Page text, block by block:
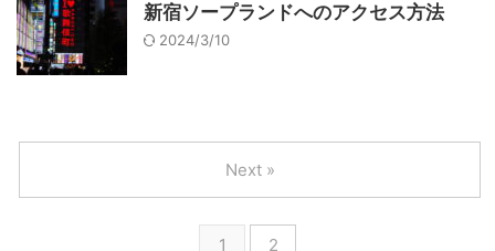
新宿ソープランドへのアクセス方法
2024/3/10
1 2
Next »